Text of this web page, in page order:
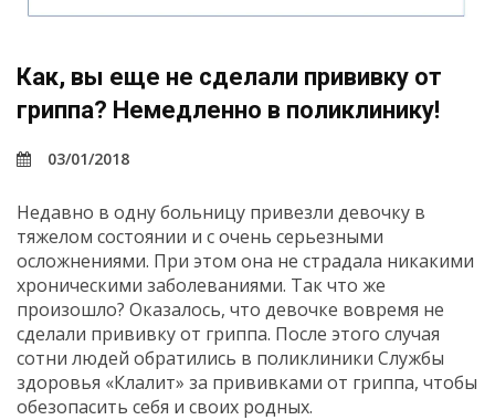
Как, вы еще не сделали прививку от
гриппа? Немедленно в поликлинику!
03/01/2018
Недавно в одну больницу привезли девочку в
тяжелом состоянии и с очень серьезными
осложнениями. При этом она не страдала никакими
хроническими заболеваниями. Так что же
произошло? Оказалось, что девочке вовремя не
сделали прививку от гриппа. После этого случая
сотни людей обратились в поликлиники Службы
здоровья «Клалит» за прививками от гриппа, чтобы
обезопасить себя и своих родных.